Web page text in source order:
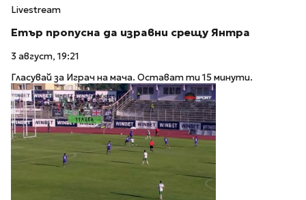
Livestream
Етър пропусна да изравни срещу Янтра
3 август, 19:21
Гласувай за Играч на мача. Остават ти 15 минути.